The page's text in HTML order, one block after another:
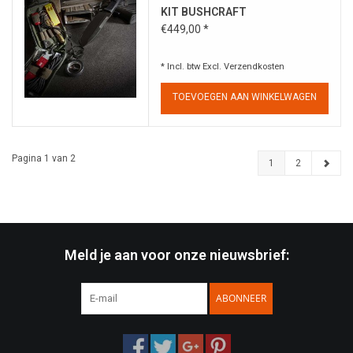
KIT BUSHCRAFT
€449,00 *
* Incl. btw Excl.Verzendkosten
TOEVOEGEN AAN WINKELWAGEN
Pagina 1 van 2 1 2
Meld je aan voor onze nieuwsbrief:
ABONNEER